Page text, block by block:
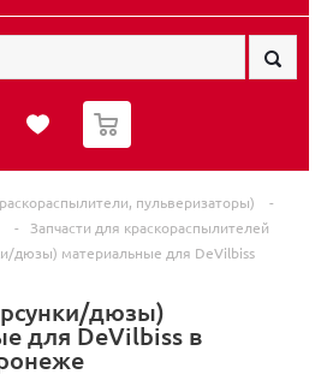
0
пульверизаторы)
-
-
Запчасти для краскораспылителей
дюзы) материальные для DeVilbiss
дюзы)
для DeVilbiss в